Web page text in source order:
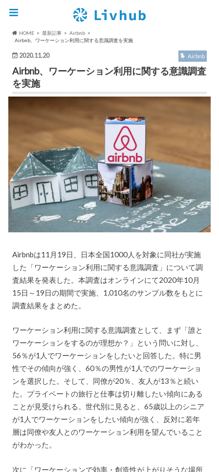
HOME 最新記事
Airbnb
Airbnb、ワーケーション利用に関する意識調査を実施
2020.11.20 Airbnb
Airbnb、ワーケーション利用に関する意識調査
を実施
Airbnbは11月19日、日本全国1000人を対象に同社が実施
した「ワーケーション利用に関する意識調査」について調
査結果を発表した。本調査はオンラインにて2020年10月
15日～19日の期間で実施、1,010名のサンプル数をもとに
調査結果をまとめた。
ワーケーション利用に関する意識調査として、まず「誰と
ワーケーションをするのが理想か？」という問いに対し、
56％が1人でワーケーションをしたいと回答した。特に男
性でその傾向が強く、60％の男性が1人でのワーケーショ
ンを選択した。そして、同僚が20％、友人が13％と続い
た。プライベートの旅行と仕事は切り離したい傾向にある
ことが見受けられる。世代別に見ると、65歳以上のシニア
が1人でワーケーションをしたい傾向が強く、反対に若年
層は同僚や友人とのワーケーション利用を望んでいること
がわかった。
次に「ワーケーションで効率・創造性が上がりそうな場所